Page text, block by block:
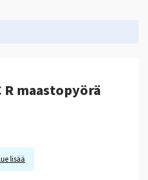
R maastopyörä
lisää